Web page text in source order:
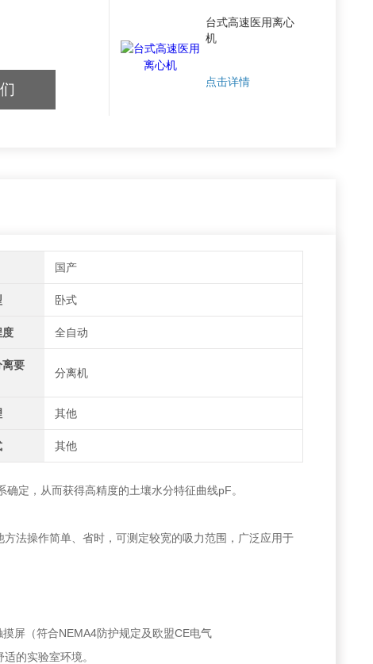
台式高速医用离心
机
点击详情
国产
卧式
度 全自动
离要
分离机
其他
其他
定，从而获得高精度的土壤水分特征曲线pF。
法操作简单、省时，可测定较宽的吸力范围，广泛应用于
屏（符合NEMA4防护规定及欧盟CE电气
的实验室环境。